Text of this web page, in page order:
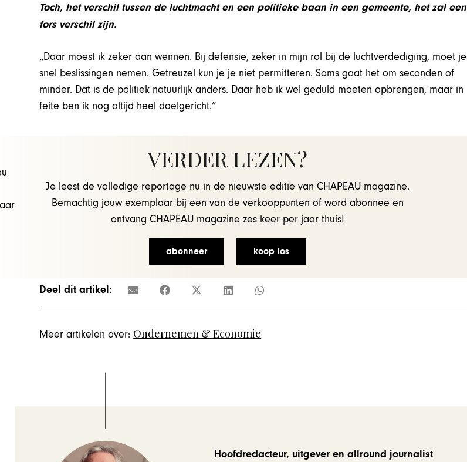
Toch, het verschil tussen de luchtmacht en een politieke baan in een gemeente, het zal een
fors verschil zijn.
„Daar moest ik zeker aan wennen. Bij defensie, zeker in mijn rol bij de luchtverdediging, moet je
snel beslissingen nemen. Getreuzel kun je je niet permitteren. Soms gaat het om seconden of
minder. Dat is de politiek natuurlijk anders. Daar heb ik wel geduld moeten opbrengen, maar in
feite ben ik nog altijd heel doelgericht.”
VERDER LEZEN?
Je leest de volledige reportage nu in de nieuwste editie van CHAPEAU magazine.
Bemachtig jouw exemplaar bij een van de verkooppunten of word abonnee en
ontvang CHAPEAU magazine zes keer per jaar thuis!
abonneer koop los
Deel dit artikel:
Meer artikelen over: Ondernemen & Economie
Hoofdredacteur, uitgever en allround journalist